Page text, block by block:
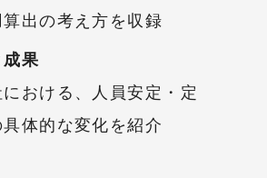
出の考え方を収録
果
おける、人員安定・定
体的な変化を紹介